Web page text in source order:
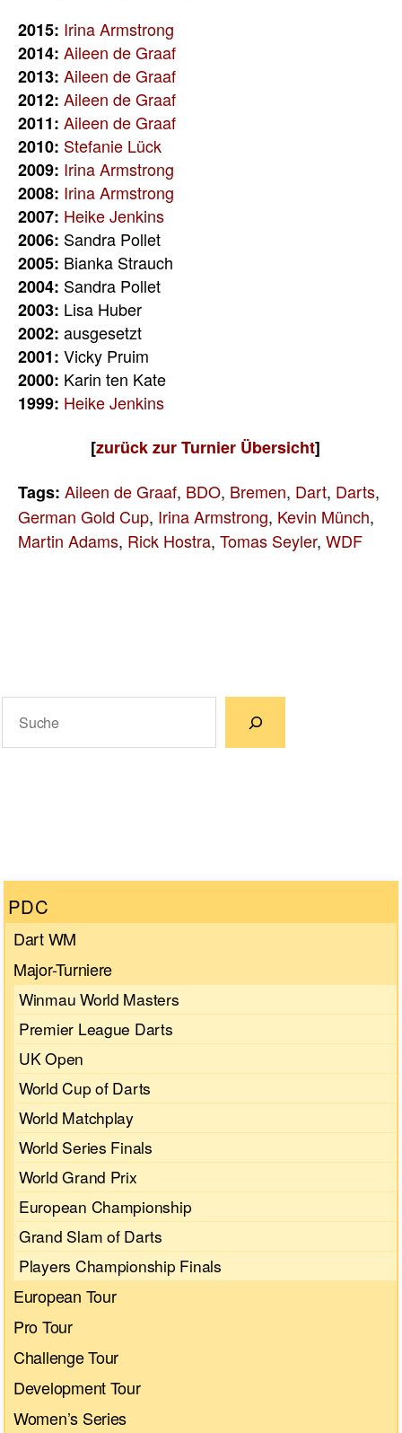
2015: Irina Armstrong
2014: Aileen de Graaf
2013: Aileen de Graaf
2012: Aileen de Graaf
2011: Aileen de Graaf
2010: Stefanie Lück
2009: Irina Armstrong
2008: Irina Armstrong
2007: Heike Jenkins
2006: Sandra Pollet
2005: Bianka Strauch
2004: Sandra Pollet
2003: Lisa Huber
2002: ausgesetzt
2001: Vicky Pruim
2000: Karin ten Kate
1999: Heike Jenkins
[zurückzurTurnier Übersicht]
Tags: Aileen de Graaf, BDO, Bremen, Dart, Darts,
German Gold Cup, Irina Armstrong, Kevin Münch,
Martin Adams, Rick Hostra, Tomas Seyler, WDF
PDC
Dart WM
Major-Turniere
Winmau World Masters
Premier League Darts
UK Open
World Cup of Darts
World Matchplay
World Series Finals
World Grand Prix
European Championship
Grand Slam of Darts
Players Championship Finals
European Tour
Pro Tour
Challenge Tour
Development Tour
Women’s Series